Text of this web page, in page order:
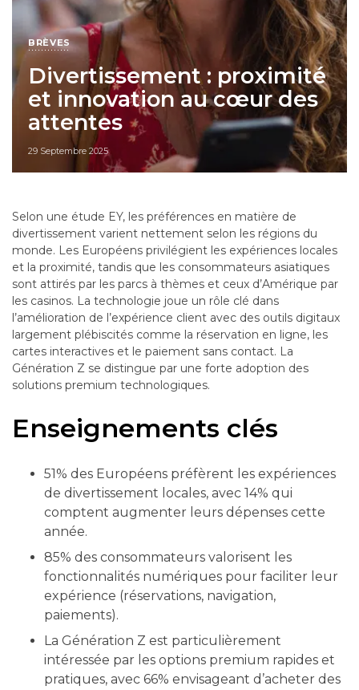
BRÈVES
Divertissement : proximité
et innovation au cœur des
attentes
29 Septembre 2025
Selon une étude EY, les préférences en matière de
divertissement varient nettement selon les régions du
monde. Les Européens privilégient les expériences locales
et la proximité, tandis que les consommateurs asiatiques
sont attirés par les parcs à thèmes et ceux d’Amérique par
les casinos. La technologie joue un rôle clé dans
l’amélioration de l’expérience client avec des outils digitaux
largement plébiscités comme la réservation en ligne, les
cartes interactives et le paiement sans contact. La
Génération Z se distingue par une forte adoption des
solutions premium technologiques.
Enseignements clés
51% des Européens préfèrent les expériences
de divertissement locales, avec 14% qui
comptent augmenter leurs dépenses cette
année.
85% des consommateurs valorisent les
fonctionnalités numériques pour faciliter leur
expérience (réservations, navigation,
paiements).
La Génération Z est particulièrement
intéressée par les options premium rapides et
pratiques, avec 66% envisageant d’acheter des